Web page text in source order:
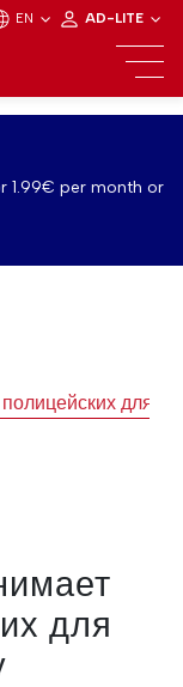
EN AD-LITE
1.99€ per month or
для
для